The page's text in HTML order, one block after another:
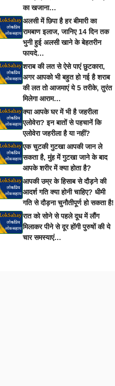
का खजाना…
अलसी में छिपा है हर बीमारी का
रामबाण इलाज, जानिए 14 दिन तक
भुनी हुई अलसी खाने के बेहतरीन
फायदे…
शराब की लत से ऐसे पाएं छुटकारा,
अगर आपको भी बहुत हो गई है शराब
की लत तो आजमाएं ये 5 तरीके, तुरंत
मिलेगा आराम…
क्या आपके घर में भी है जहरीला
एलोवेरा? इन बातों से पहचानें कि
एलोवेरा जहरीला है या नहीं?
एक चुटकी गुटखा आपकी जान ले
सकता है, मुंह में गुटखा जाने के बाद
आपके शरीर में क्या होता है?
आपकी उम्र के हिसाब से दौड़ने की
आदर्श गति क्या होनी चाहिए? धीमी
गति से दौड़ना चुनौतीपूर्ण हो सकता है!
रात को सोने से पहले दूध में लौंग
मिलाकर पीने से दूर होंगी पुरुषों की ये
चार समस्याएं…